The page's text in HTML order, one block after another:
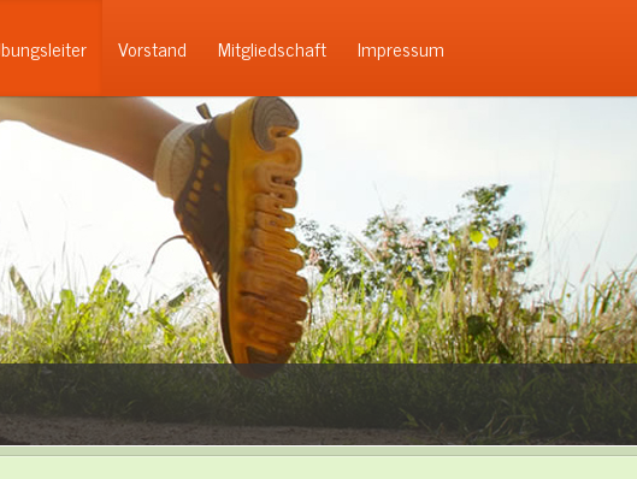
Vorstand Mitgliedschaft Impressum